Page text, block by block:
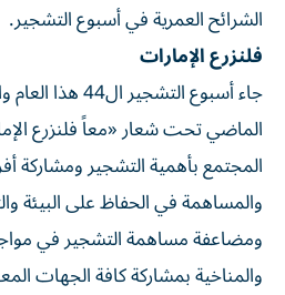
الشرائح العمرية في أسبوع التشجير.
فلنزرع الإمارات
جاء أسبوع
الماضي تحت شعار «معاً فلنزرع
المجتمع بأهمية التشجير ومشاركة
والمساهمة في الحفاظ على البيئة
ومضاعفة مساهمة التشجير في
والمناخية بمشاركة كافة الجهات